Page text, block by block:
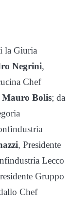
la Giuria
Negrini,
Chef
Mauro Bolis; da
, Presidente
Lecco
Gruppo
Chef